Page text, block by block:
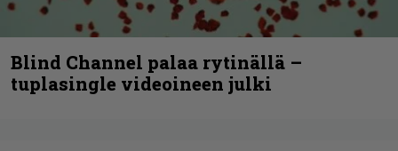
Blind Channel palaa rytinällä –
tuplasingle videoineen julki